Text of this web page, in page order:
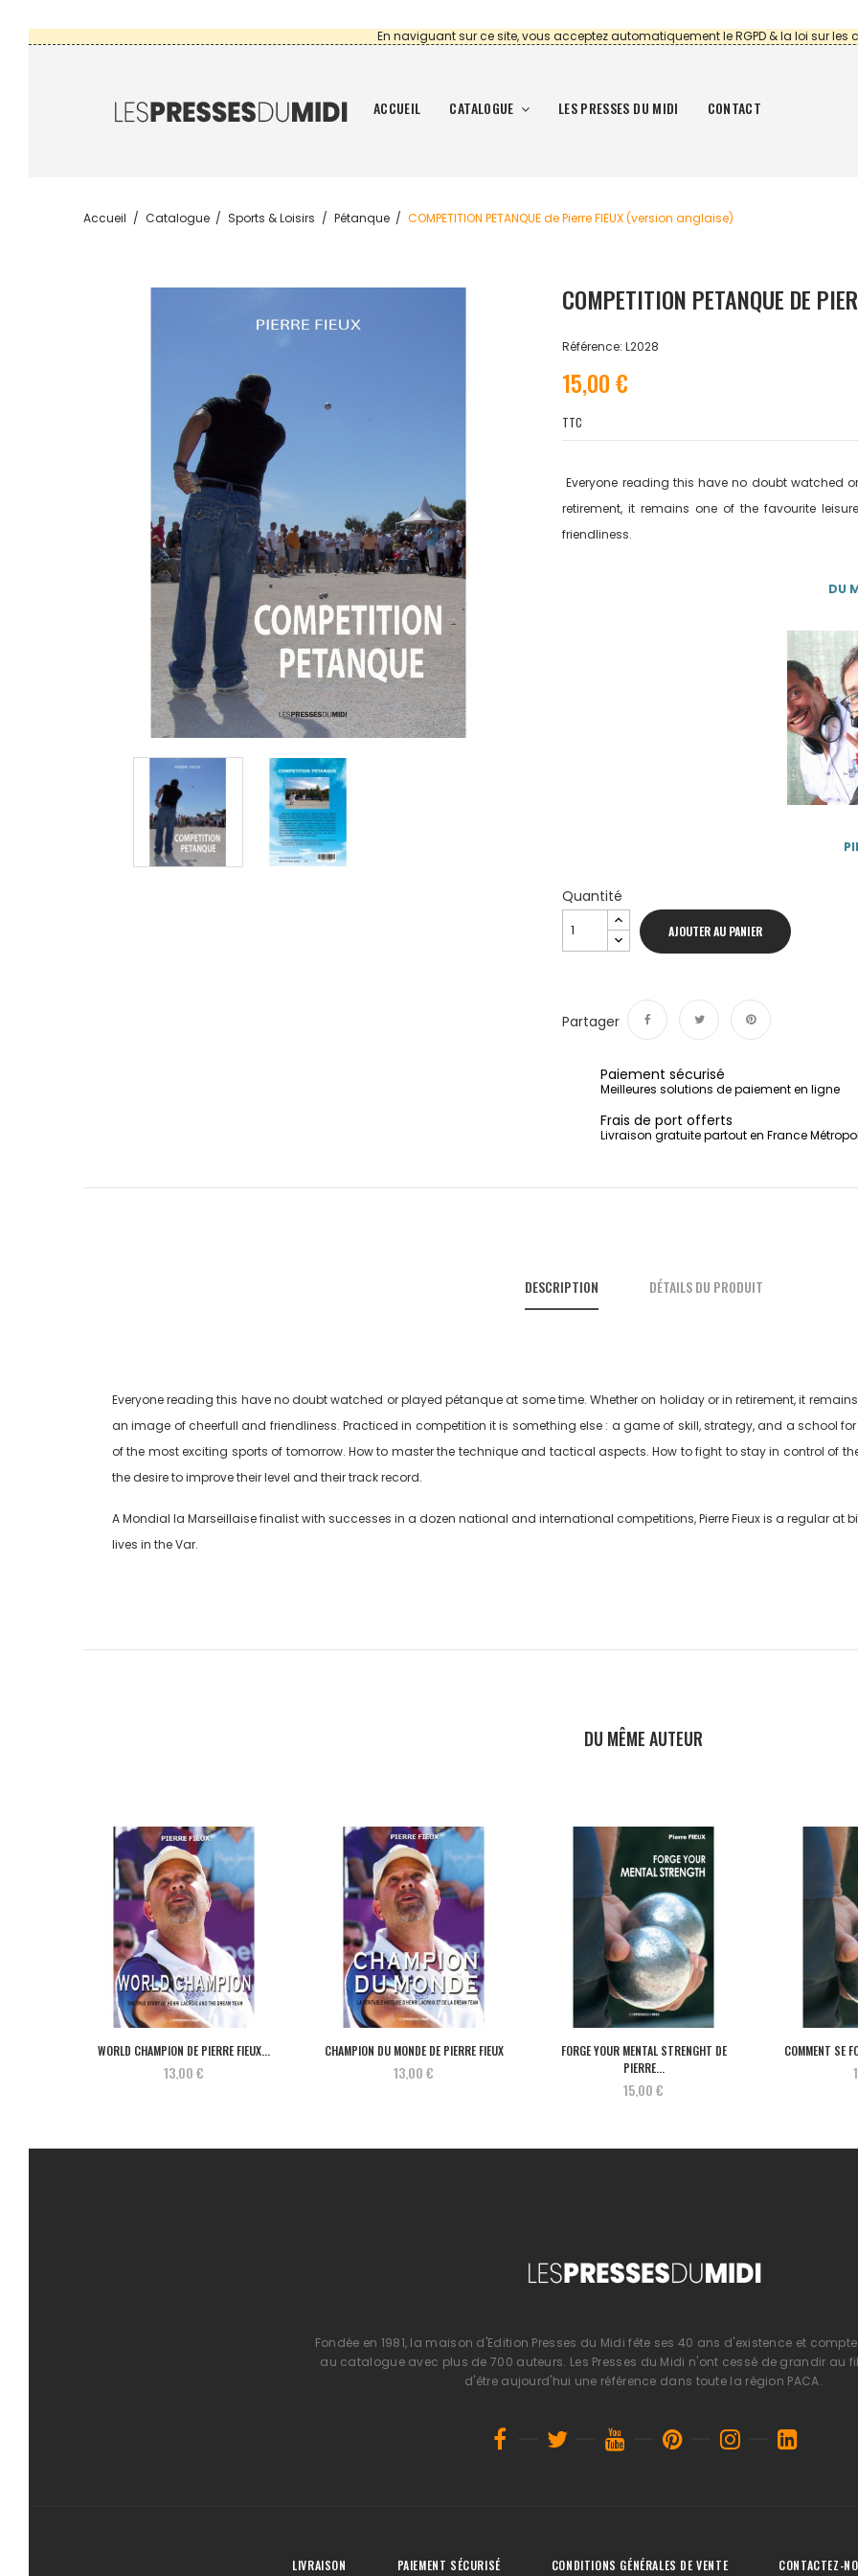
En naviguant sur ce site, vous acceptez automatiquement le RGPD & la loi sur les
ACCUEIL CATALOGUE LES PRESSES DU MIDI CONTACT
Accueil Catalogue Sports & Loisirs Pétanque COMPETITION PETANQUE de Pierre FIEUX (version anglaise)
COMPETITION PETANQUE DE
Référence: L2028
15,00 €
TTC
Everyone reading this have no doubt watched
retirement, it remains one of the favourite
friendliness.
DU
Quantité
AJOUTER AU PANIER
Partager
Paiement sécurisé
Meilleures solutions de paiement en ligne
Frais de port offerts
Livraison gratuite partout en France
DESCRIPTION DÉTAILS DU PRODUIT
Everyone reading this have no doubt watched or played pétanque at some time. Whether on holiday or in retirement, it
an image of cheerfull and friendliness. Practiced in competition it is something else : a game of skill, strategy, and a school
of the most exciting sports of tomorrow. How to master the technique and tactical aspects. How to fight to stay in control of
the desire to improve their level and their track record.
A Mondial la Marseillaise finalist with successes in a dozen national and international competitions, Pierre Fieux is a regular at
lives in the Var.
DU MÊME AUTEUR
WORLD CHAMPION DE PIERRE FIEUX...
13,00 €
CHAMPION DU MONDE DE PIERRE FIEUX
13,00 €
FORGE YOUR MENTAL STRENGHT DE
PIERRE...
15,00 €
COMMENT SE
Fondée en 1981, la maison d'Edition Presses du Midi fête ses 40 ans d'existence et
au catalogue avec plus de 700 auteurs. Les Presses du Midi n'ont cessé de grandir au
d'être aujourd'hui une référence dans toute la région PACA.
LIVRAISON PAIEMENT SÉCURISÉ CONDITIONS GÉNÉRALES DE VENTE CONTACTEZ-